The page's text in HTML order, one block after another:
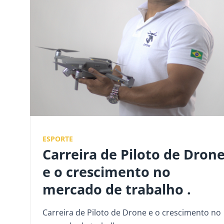
ESPORTE
Carreira de Piloto de
e o crescimento no
mercado de trabalho .
Carreira de Piloto de Drone e o crescimento no